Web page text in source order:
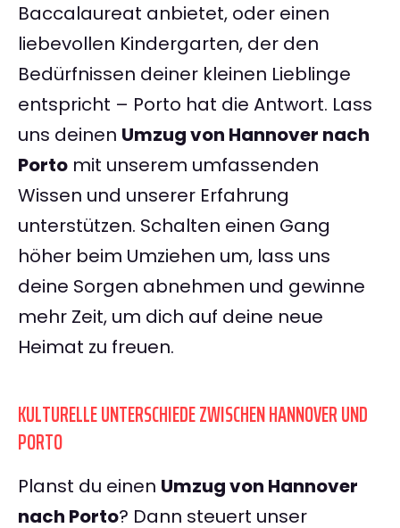
Baccalaureat anbietet, oder einen
liebevollen Kindergarten, der den
Bedürfnissen deiner kleinen Lieblinge
entspricht – Porto hat die Antwort. Lass
uns deinen Umzug von Hannover nach
Porto mit unserem umfassenden
Wissen und unserer Erfahrung
unterstützen. Schalten einen Gang
höher beim Umziehen um, lass uns
deine Sorgen abnehmen und gewinne
mehr Zeit, um dich auf deine neue
Heimat zu freuen.
KULTURELLE UNTERSCHIEDE ZWISCHEN HANNOVER UND
PORTO
Planst du einen Umzug von Hannover
nach Porto? Dann steuert unser